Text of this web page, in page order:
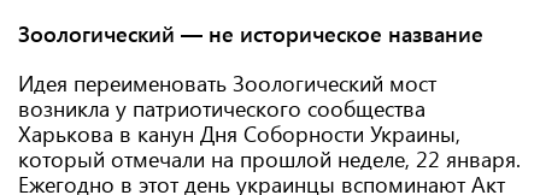
Зоологический — не историческое название
Идея переименовать Зоологический мост
возникла у патриотического сообщества
Харькова в канун Дня Соборности Украины,
который отмечали на прошлой неделе, 22 января.
Ежегодно в этот день украинцы вспоминают Акт